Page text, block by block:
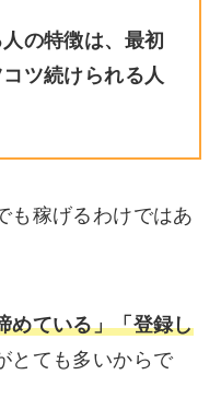
の特徴は、最初
ツ続けられる人
も稼げるわけではあ
めている」「登録し
とても多いからで